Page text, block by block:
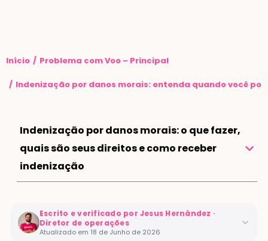
Você está aqui:
Início Problema com Voo – Principal
Indenização por danos morais: entenda quando você
Indenização por danos morais: o que fazer,
quais são seus direitos e como receber
indenização
Escrito e verificado por Jesus Hernández ·
Diretor de operações
Atualizado em 18 de Junho de 2026